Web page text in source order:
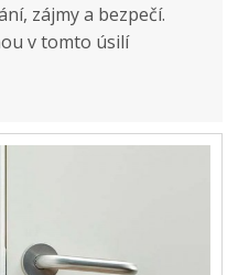
zájmy a bezpečí.
v tomto úsilí